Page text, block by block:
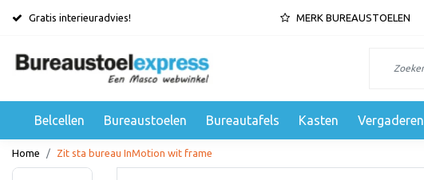
Gratis interieuradvies! MERK BUREAUSTOELEN
Belcellen Bureaustoelen Bureautafels Kasten Vergaderen
Home Zit sta bureau InMotion wit frame